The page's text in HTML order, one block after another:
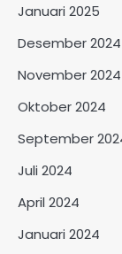
Januari 2025
Desember 2024
November 2024
Oktober 2024
September
Juli 2024
April 2024
Januari 2024